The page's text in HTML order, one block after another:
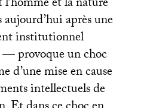
après une
institutionnel
provoque un choc
d’une mise en cause
intellectuels de